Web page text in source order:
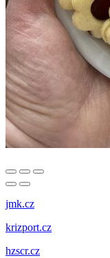
jmk.cz
krizport.cz
hzscr.cz